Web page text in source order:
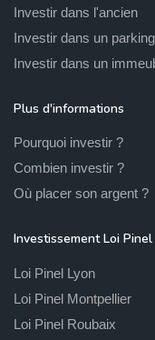
Vous avez un
neuf ?
À découvrir : tous nos
sélection d’un
immobilier neuf.
Investir dans l'ancien
Investir dans un parking
Investir dans un
Plus d'informations
Pourquoi investir ?
Combien investir ?
Où placer son argent ?
Investissement Loi Pinel
Loi Pinel Lyon
Loi Pinel Montpellier
Loi Pinel Roubaix